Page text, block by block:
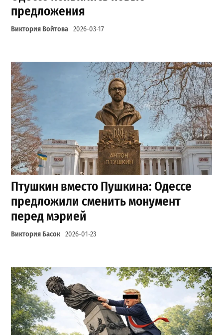
предложения
Виктория Войтова 2026-03-17
Птушкин вместо Пушкина: Одессе
предложили сменить монумент
перед мэрией
Виктория Басок 2026-01-23